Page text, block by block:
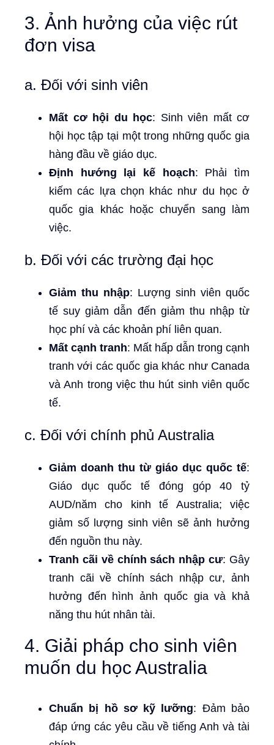
3. Ảnh hưởng của việc rút
đơn visa
a. Đối với sinh viên
Mất cơ hội du học: Sinh viên mất cơ
hội học tập tại một trong những quốc gia
hàng đầu về giáo dục.
Định hướng lại kế hoạch: Phải tìm
kiếm các lựa chọn khác như du học ở
quốc gia khác hoặc chuyển sang làm
việc.
b. Đối với các trường đại học
Giảm thu nhập: Lượng sinh viên quốc
tế suy giảm dẫn đến giảm thu nhập từ
học phí và các khoản phí liên quan.
Mất cạnh tranh: Mất hấp dẫn trong cạnh
tranh với các quốc gia khác như Canada
và Anh trong việc thu hút sinh viên quốc
tế.
c. Đối với chính phủ Australia
Giảm doanh thu từ giáo dục quốc tế:
Giáo dục quốc tế đóng góp 40 tỷ
AUD/năm cho kinh tế Australia; việc
giảm số lượng sinh viên sẽ ảnh hưởng
đến nguồn thu này.
Tranh cãi về chính sách nhập cư: Gây
tranh cãi về chính sách nhập cư, ảnh
hưởng đến hình ảnh quốc gia và khả
năng thu hút nhân tài.
4. Giải pháp cho sinh viên
muốn du học Australia
Chuẩn bị hồ sơ kỹ lưỡng: Đảm bảo
đáp ứng các yêu cầu về tiếng Anh và tài